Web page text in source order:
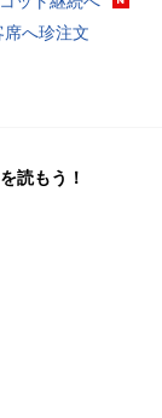
へ珍注文
読もう！